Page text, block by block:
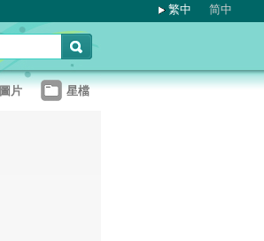
繁中 简中
圖片 星檔